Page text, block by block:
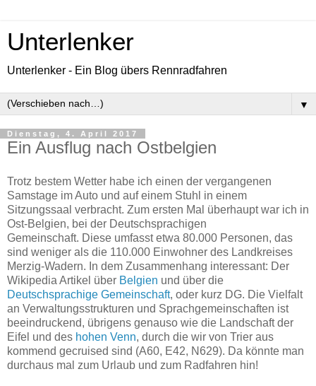
Unterlenker
Unterlenker - Ein Blog übers Rennradfahren
▼
Dienstag, 4. April 2017
Ein Ausflug nach Ostbelgien
Trotz bestem Wetter habe ich einen der vergangenen
Samstage im Auto und auf einem Stuhl in einem
Sitzungssaal verbracht. Zum ersten Mal überhaupt war ich in
Ost-Belgien, bei der Deutschsprachigen
Gemeinschaft. Diese umfasst etwa 80.000 Personen, das
sind weniger als die 110.000 Einwohner des Landkreises
Merzig-Wadern. In dem Zusammenhang interessant: Der
Wikipedia Artikel über Belgien und über die
Deutschsprachige Gemeinschaft, oder kurz DG. Die Vielfalt
an Verwaltungsstrukturen und Sprachgemeinschaften ist
beeindruckend, übrigens genauso wie die Landschaft der
Eifel und des hohen Venn, durch die wir von Trier aus
kommend gecruised sind (A60, E42, N629). Da könnte man
durchaus mal zum Urlaub und zum Radfahren hin!